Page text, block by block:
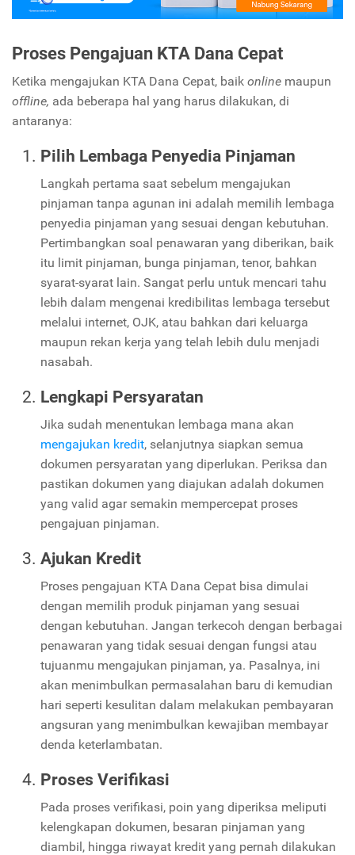
Proses Pengajuan KTA Dana Cepat
Ketika mengajukan KTA Dana Cepat, baik online maupun
offline, ada beberapa hal yang harus dilakukan, di
antaranya:
Pilih Lembaga Penyedia Pinjaman
Langkah pertama saat sebelum mengajukan
pinjaman tanpa agunan ini adalah memilih lembaga
penyedia pinjaman yang sesuai dengan kebutuhan.
Pertimbangkan soal penawaran yang diberikan, baik
itu limit pinjaman, bunga pinjaman, tenor, bahkan
syarat-syarat lain. Sangat perlu untuk mencari tahu
lebih dalam mengenai kredibilitas lembaga tersebut
melalui internet, OJK, atau bahkan dari keluarga
maupun rekan kerja yang telah lebih dulu menjadi
nasabah.
Lengkapi Persyaratan
Jika sudah menentukan lembaga mana akan
mengajukan kredit, selanjutnya siapkan semua
dokumen persyaratan yang diperlukan. Periksa dan
pastikan dokumen yang diajukan adalah dokumen
yang valid agar semakin mempercepat proses
pengajuan pinjaman.
Ajukan Kredit
Proses pengajuan KTA Dana Cepat bisa dimulai
dengan memilih produk pinjaman yang sesuai
dengan kebutuhan. Jangan terkecoh dengan berbagai
penawaran yang tidak sesuai dengan fungsi atau
tujuanmu mengajukan pinjaman, ya. Pasalnya, ini
akan menimbulkan permasalahan baru di kemudian
hari seperti kesulitan dalam melakukan pembayaran
angsuran yang menimbulkan kewajiban membayar
denda keterlambatan.
Proses Verifikasi
Pada proses verifikasi, poin yang diperiksa meliputi
kelengkapan dokumen, besaran pinjaman yang
diambil, hingga riwayat kredit yang pernah dilakukan